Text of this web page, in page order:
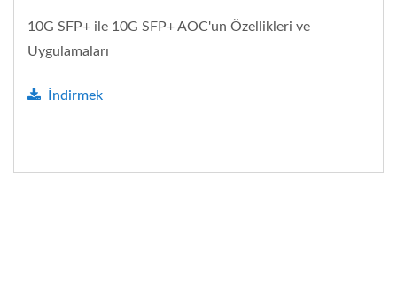
10G SFP+ ile 10G SFP+ AOC'un Özellikleri ve
Uygulamaları
İndirmek